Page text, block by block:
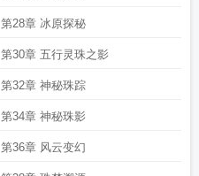
第28章 冰原探秘
第30章 五行灵珠之影
第32章 神秘珠踪
第34章 神秘珠影
第36章 风云变幻